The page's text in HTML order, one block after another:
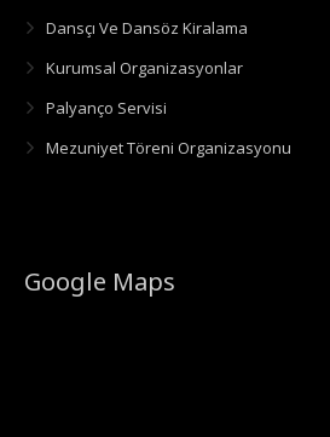
Dansçı Ve Dansöz Kiralama
Kurumsal Organizasyonlar
Palyanço Servisi
Mezuniyet Töreni Organizasyonu
Google Maps